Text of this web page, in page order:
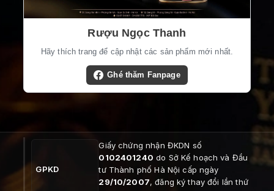
Rượu Ngọc Thanh
Hãy thích trang để cập nhật các sản phẩm mới nhất.
Ghé thăm Fanpage
GPKD
Giấy chứng nhận ĐKDN số
0102401240 do Sở Kế hoạch và Đầu
tư Thành phố Hà Nội cấp ngày
29/10/2007, đăng ký thay đổi lần thứ